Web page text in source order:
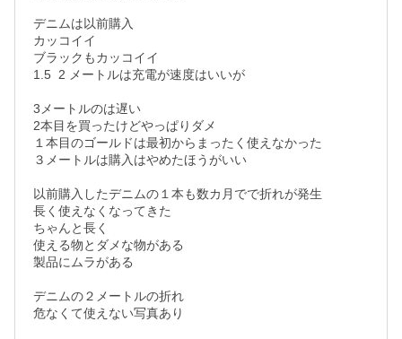
デニムは以前購入
カッコイイ
ブラックもカッコイイ
1.5  2 メートルは充電が速度はいいが
3メートルのは遅い
2本目を買ったけどやっぱりダメ
１本目のゴールドは最初からまったく使えなかった
３メートルは購入はやめたほうがいい
以前購入したデニムの１本も数カ月でで折れが発生
長く使えなくなってきた
ちゃんと長く
使える物とダメな物がある
製品にムラがある
デニムの２メートルの折れ
危なくて使えない写真あり